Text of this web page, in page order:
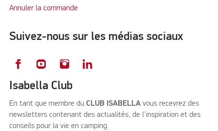
Annuler la commande
Suivez-nous sur les médias sociaux
Isabella Club
En tant que membre du CLUB ISABELLA vous recevrez des
newsletters contenant des actualités, de l'inspiration et des
conseils pour la vie en camping.